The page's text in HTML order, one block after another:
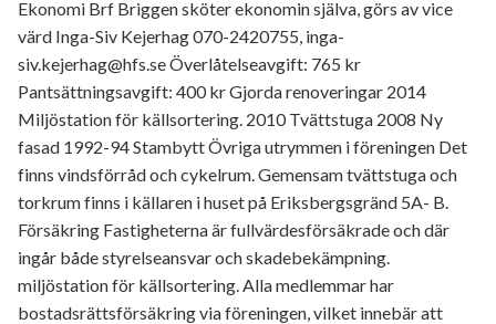
Ekonomi Brf Briggen sköter ekonomin själva, görs av vice
värd Inga-Siv Kejerhag 070-2420755, inga-
siv.kejerhag@hfs.se Överlåtelseavgift: 765 kr
Pantsättningsavgift: 400 kr Gjorda renoveringar 2014
Miljöstation för källsortering. 2010 Tvättstuga 2008 Ny
fasad 1992-94 Stambytt Övriga utrymmen i föreningen Det
finns vindsförråd och cykelrum. Gemensam tvättstuga och
torkrum finns i källaren i huset på Eriksbergsgränd 5A- B.
Försäkring Fastigheterna är fullvärdesförsäkrade och där
ingår både styrelseansvar och skadebekämpning.
miljöstation för källsortering. Alla medlemmar har
bostadsrättsförsäkring via föreningen, vilket innebär att